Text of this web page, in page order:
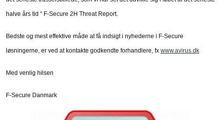
halve års tid “ F-Secure 2H Threat Report.
Bedste og mest effektive måde at få indsigt i nyhederne i F-Secure
løsningerne, er ved at kontakte godkendte forhandlere, fx www.avirus.dk
Med venlig hilsen
F-Secure Danmark